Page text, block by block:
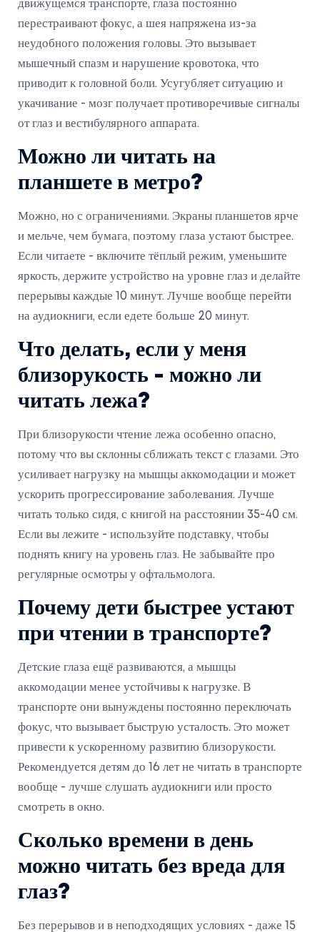
движущемся транспорте, глаза постоянно
перестраивают фокус, а шея напряжена из-за
неудобного положения головы. Это вызывает
мышечный спазм и нарушение кровотока, что
приводит к головной боли. Усугубляет ситуацию и
укачивание - мозг получает противоречивые сигналы
от глаз и вестибулярного аппарата.
Можно ли читать на
планшете в метро?
Можно, но с ограничениями. Экраны планшетов ярче
и мельче, чем бумага, поэтому глаза устают быстрее.
Если читаете - включите тёплый режим, уменьшите
яркость, держите устройство на уровне глаз и делайте
перерывы каждые 10 минут. Лучше вообще перейти
на аудиокниги, если едете больше 20 минут.
Что делать, если у меня
близорукость - можно ли
читать лежа?
При близорукости чтение лежа особенно опасно,
потому что вы склонны сближать текст с глазами. Это
усиливает нагрузку на мышцы аккомодации и может
ускорить прогрессирование заболевания. Лучше
читать только сидя, с книгой на расстоянии 35-40 см.
Если вы лежите - используйте подставку, чтобы
поднять книгу на уровень глаз. Не забывайте про
регулярные осмотры у офтальмолога.
Почему дети быстрее устают
при чтении в транспорте?
Детские глаза ещё развиваются, а мышцы
аккомодации менее устойчивы к нагрузке. В
транспорте они вынуждены постоянно переключать
фокус, что вызывает быструю усталость. Это может
привести к ускоренному развитию близорукости.
Рекомендуется детям до 16 лет не читать в транспорте
вообще - лучше слушать аудиокниги или просто
смотреть в окно.
Сколько времени в день
можно читать без вреда для
глаз?
Без перерывов и в неподходящих условиях - даже 15